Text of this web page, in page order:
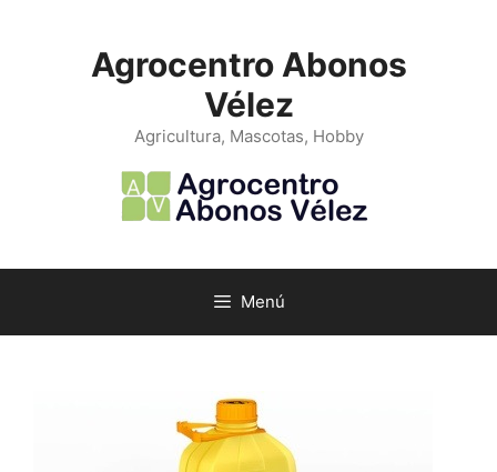
Agrocentro Abonos
Vélez
Agricultura, Mascotas, Hobby
Menú